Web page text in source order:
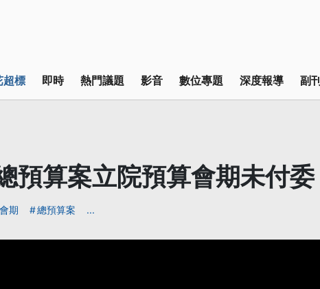
超標 即時 熱門議題 影音 數位專題 深度報導 副刊
預算案立院預算會期未付委
會期 總預算案 ...